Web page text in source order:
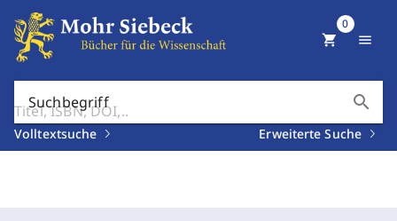
Suchbegriff search
Volltextsuche Erweiterte Suche
shopping_cart
0
menu